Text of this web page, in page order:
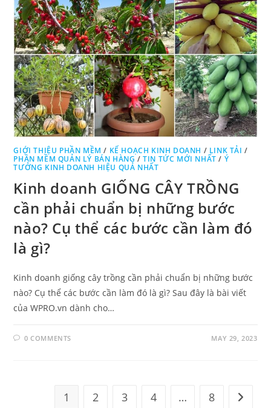
GIỚI THIỆU PHẦN MỀM / KẾ HOẠCH KINH DOANH / LINK TẢI /
PHẦN MỀM QUẢN LÝ BÁN HÀNG /TIN TỨC MỚI NHẤT / Ý
TƯỞNG KINH DOANH HIỆU QUẢ NHẤT
Kinh doanh GIỐNG CÂY TRỒNG
cần phải chuẩn bị những bước
nào? Cụ thể các bước cần làm đó
là gì?
Kinh doanh giống cây trồng cần phải chuẩn bị những bước
nào? Cụ thể các bước cần làm đó là gì? Sau đây là bài viết
của WPRO.vn dành cho…
0 COMMENTS MAY 29, 2023
1 2 3 4 … 8 Go to